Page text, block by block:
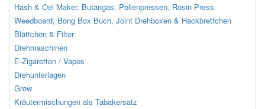
Hash & Oel Maker, Butangas, Pollenpressen, Rosin Press
Weedboard, Bong Box Buch, Joint Drehboxen & Hackbrettchen
Blättchen & Filter
Drehmaschinen
E-Zigaretten / Vapes
Drehunterlagen
Grow
Kräutermischungen als Tabakersatz